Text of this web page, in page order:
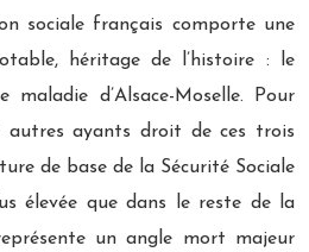
sociale français comporte une
héritage de l’histoire : le
maladie d’Alsace-Moselle. Pour
autres ayants droit de ces trois
de base de la Sécurité Sociale
élevée que dans le reste de la
un angle mort majeur